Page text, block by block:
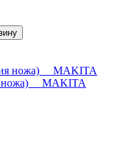
ножа)__ MAKITA